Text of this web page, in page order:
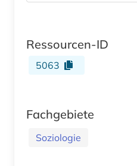
Ressourcen-ID
5063
Fachgebiete
Soziologie